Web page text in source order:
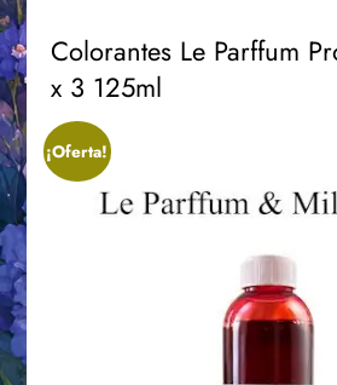
Colorantes Le Parffum
x 3 125ml
¡Oferta!